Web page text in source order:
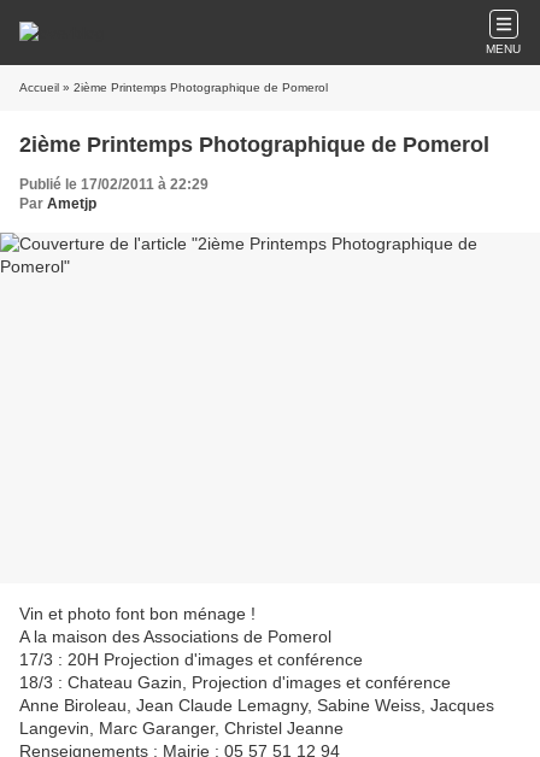
MENU
Accueil » 2ième Printemps Photographique de Pomerol
2ième Printemps Photographique de Pomerol
Publié le 17/02/2011 à 22:29
Par Ametjp
Vin et photo font bon ménage !
A la maison des Associations de Pomerol
17/3 : 20H Projection d'images et conférence
18/3 : Chateau Gazin, Projection d'images et conférence
Anne Biroleau, Jean Claude Lemagny, Sabine Weiss, Jacques
Langevin, Marc Garanger, Christel Jeanne
Renseignements : Mairie : 05 57 51 12 94